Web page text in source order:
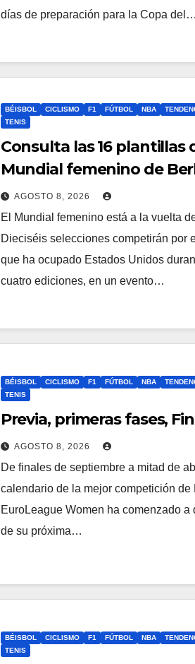
días de preparación para la Copa del…
BÉISBOL CICLISMO F1 FÚTBOL NBA
TENIS
Consulta las 16 plantillas
Mundial femenino de
AGOSTO 8, 2026
El Mundial femenino está a la vuelta
Dieciséis selecciones competirán por
que ha ocupado Estados Unidos
cuatro ediciones, en un evento…
BÉISBOL CICLISMO F1 FÚTBOL NBA
TENIS
Previa, primeras fases,
AGOSTO 8, 2026
De finales de septiembre a mitad de
calendario de la mejor competición de
EuroLeague Women ha comenzado a
de su próxima…
BÉISBOL CICLISMO F1 FÚTBOL NBA
TENIS